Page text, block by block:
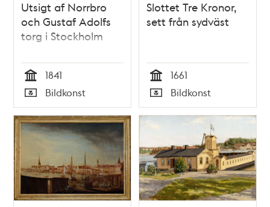
Utsigt af Norrbro
och Gustaf Adolfs
torg i Stockholm
Tid
1841
Typ
Bildkonst
Slottet Tre Kronor,
sett från sydväst
Tid
1661
Typ
Bildkonst